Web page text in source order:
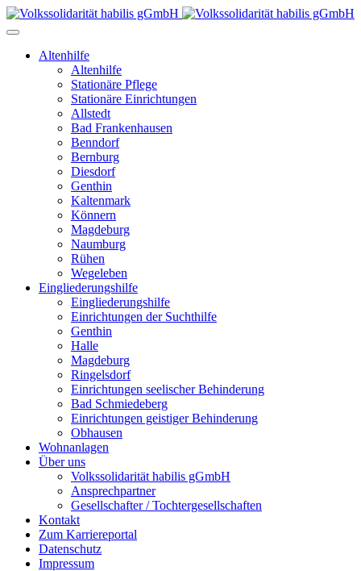
Altenhilfe
Altenhilfe
Stationäre Pflege
Stationäre Einrichtungen
Allstedt
Bad Frankenhausen
Benndorf
Bernburg
Diesdorf
Genthin
Kaltenmark
Könnern
Magdeburg
Naumburg
Rühen
Wegeleben
Eingliederungshilfe
Eingliederungshilfe
Einrichtungen der Suchthilfe
Genthin
Halle
Magdeburg
Ringelsdorf
Einrichtungen seelischer Behinderung
Bad Schmiedeberg
Einrichtungen geistiger Behinderung
Obhausen
Wohnanlagen
Über uns
Volkssolidarität habilis gGmbH
Ansprechpartner
Gesellschafter / Tochtergesellschaften
Kontakt
Zum Karriereportal
Datenschutz
Impressum